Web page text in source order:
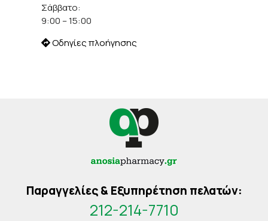
Σάββατο:
9:00 – 15:00
Οδηγίες πλοήγησης
Παραγγελίες & Εξυπηρέτηση πελατών:
212-214-7710